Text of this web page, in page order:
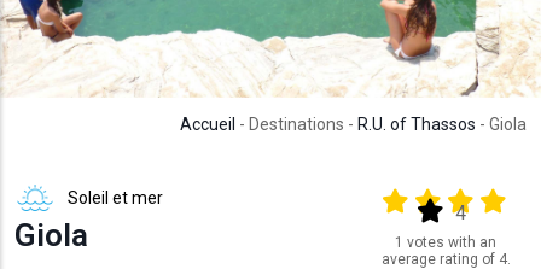
Accueil - Destinations - R.U. of Thassos - Giola
Soleil et mer
Giola
Output format
(star)(star)(star)
(star)
4
1 votes with an
average rating of 4.